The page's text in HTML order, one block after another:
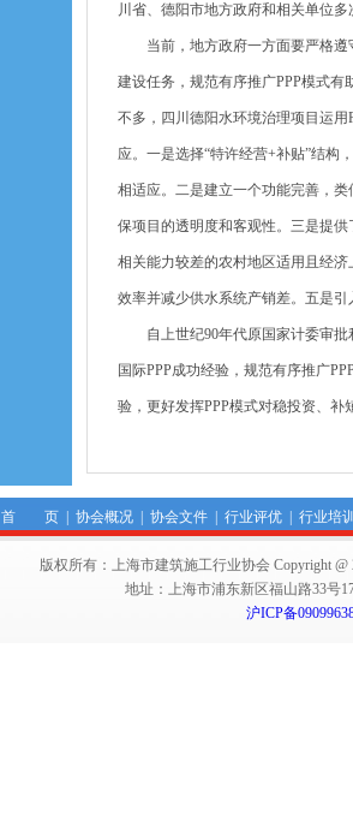
川省、德阳市地方政府和相关单位
当前，地方政府一方面要严格遵
建设任务，规范有序推广PPP模式
不多，四川德阳水环境治理项目运
应。一是选择“特许经营+补贴”结构
相适应。二是建立一个功能完善，
保项目的透明度和客观性。三是提
相关能力较差的农村地区适用且经
效率并减少供水系统产销差。五是
自上世纪90年代原国家计委审批
国际PPP成功经验，规范有序推广
验，更好发挥PPP模式对稳投资、
首 页| 协会概况| 协会文件| 行业评优| 行业培
版权所有：上海市建筑施工行业协会 Copyright @
地址：上海市浦东新区福山路33号
沪ICP备